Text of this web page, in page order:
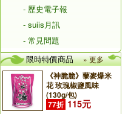
- 歷史電子報
- suiis月訊
- 常見問題
限時特價商品
» 更多
《神脆脆》藜麥爆米
花 玫瑰椒鹽風味
(130g/包)
77折 115元